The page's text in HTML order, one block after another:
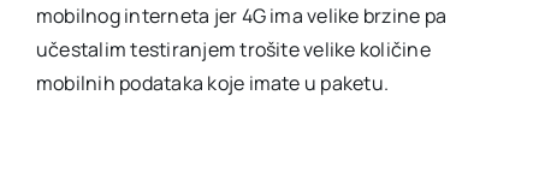
mobilnog interneta jer 4G ima velike brzine pa
učestalim testiranjem trošite velike količine
mobilnih podataka koje imate u paketu.